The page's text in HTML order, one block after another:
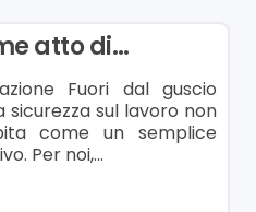
atto di…
Fuori dal guscio
sicurezza sul lavoro non
come un semplice
Per noi,…